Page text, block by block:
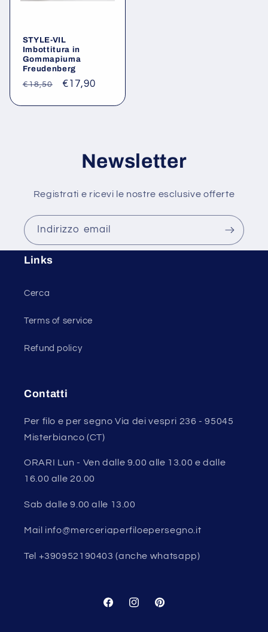
STYLE-VIL
Imbottitura in
Gommapiuma
Freudenberg
Prezzo
€18,50
Prezzo
€17,90
Newsletter
Registrati e ricevi le nostre esclusive offerte
Indirizzo email
Links
Cerca
Terms of service
Refund policy
Contatti
Per filo e per segno Via dei vespri 236 - 95045
Misterbianco (CT)
ORARI Lun - Ven dalle 9.00 alle 13.00 e dalle
16.00 alle 20.00
Sab dalle 9.00 alle 13.00
Mail info@merceriaperfiloepersegno.it
Tel +390952190403 (anche whatsapp)
FacebookInstagramPinterest